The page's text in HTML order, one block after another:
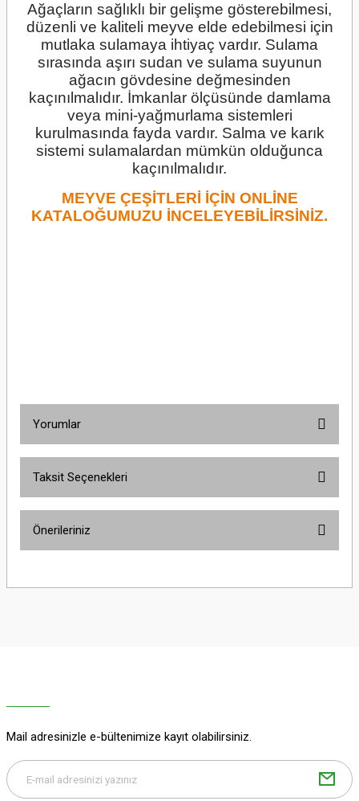
Ağaçların sağlıklı bir gelişme gösterebilmesi,
düzenli ve kaliteli meyve elde edebilmesi için
mutlaka sulamaya ihtiyaç vardır. Sulama
sırasında aşırı sudan ve sulama suyunun
ağacın gövdesine değmesinden
kaçınılmalıdır. İmkanlar ölçüsünde damlama
veya mini-yağmurlama sistemleri
kurulmasında fayda vardır. Salma ve karık
sistemi sulamalardan mümkün olduğunca
kaçınılmalıdır.
MEYVE ÇEŞİTLERİ İÇİN ONLİNE
KATALOĞUMUZU İNCELEYEBİLİRSİNİZ.
Yorumlar
Taksit Seçenekleri
Önerileriniz
yetersiz gördüğünüz noktaları öneri formunu kullanarak tarafımıza
Bu ürüne benzer farklı alternatifler olmalı.
Mail adresinizle e-bültenimize kayıt olabilirsiniz.